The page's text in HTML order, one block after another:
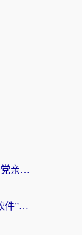
国外可以看央视影音吗知乎？海外党亲测有效的回国加速方案
海外党必看：选对“海外看电视剧软件”，再也不用愁国内剧刷不了